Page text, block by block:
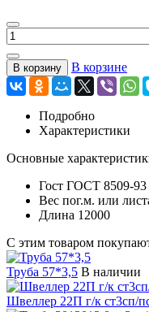
В корзину В корзине
Подробно
Характеристики
Основные
Гост ГОСТ 8509-93
Вес пог.м. или
Длина 12000
С этим товаром
Труба 57*3,5 В наличии
Швеллер 22П г/к ст3сп/